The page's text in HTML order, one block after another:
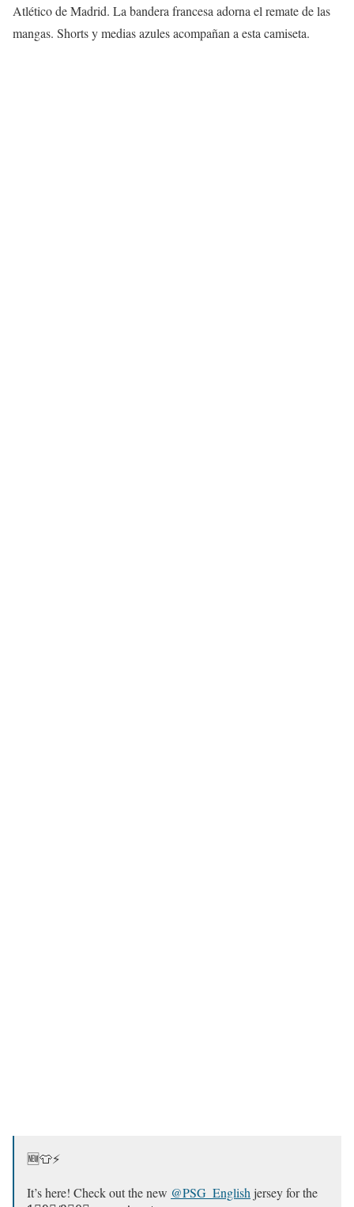
Atlético de Madrid. La bandera francesa adorna el remate de las
mangas. Shorts y medias azules acompañan a esta camiseta.
🆕👕⚡️
It’s here! Check out the new @PSG_English jersey for the